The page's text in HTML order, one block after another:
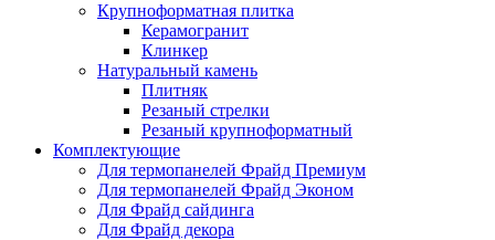
Крупноформатная плитка
Керамогранит
Клинкер
Натуральный камень
Плитняк
Резаный стрелки
Резаный крупноформатный
Комплектующие
Для термопанелей Фрайд Премиум
Для термопанелей Фрайд Эконом
Для Фрайд сайдинга
Для Фрайд декора